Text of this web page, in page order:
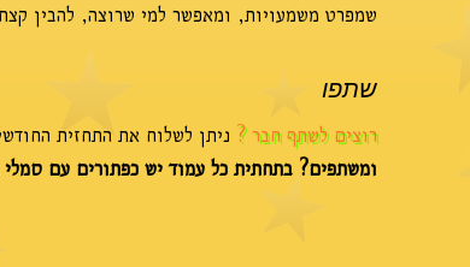
שמפרט משמעויות, ומאפשר למי שרוצה, להבין
שתפו
רוצים לשתף חבר ? ניתן לשלוח את התחזית
ומשתפים? בתחתית כל עמוד יש כפתורים עם